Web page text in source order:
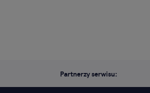
Partnerzy serwisu: